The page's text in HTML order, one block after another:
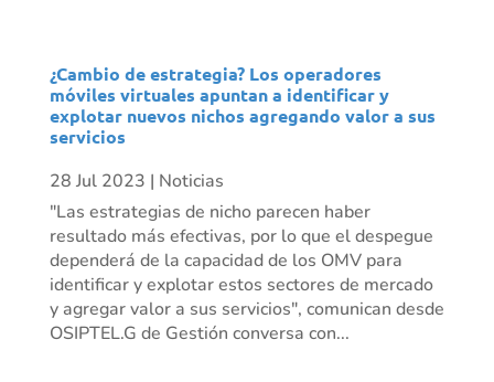
¿Cambio de estrategia? Los operadores
móviles virtuales apuntan a identificar y
explotar nuevos nichos agregando valor a sus
servicios
28 Jul 2023 | Noticias
"Las estrategias de nicho parecen haber
resultado más efectivas, por lo que el despegue
dependerá de la capacidad de los OMV para
identificar y explotar estos sectores de mercado
y agregar valor a sus servicios", comunican desde
OSIPTEL.G de Gestión conversa con...